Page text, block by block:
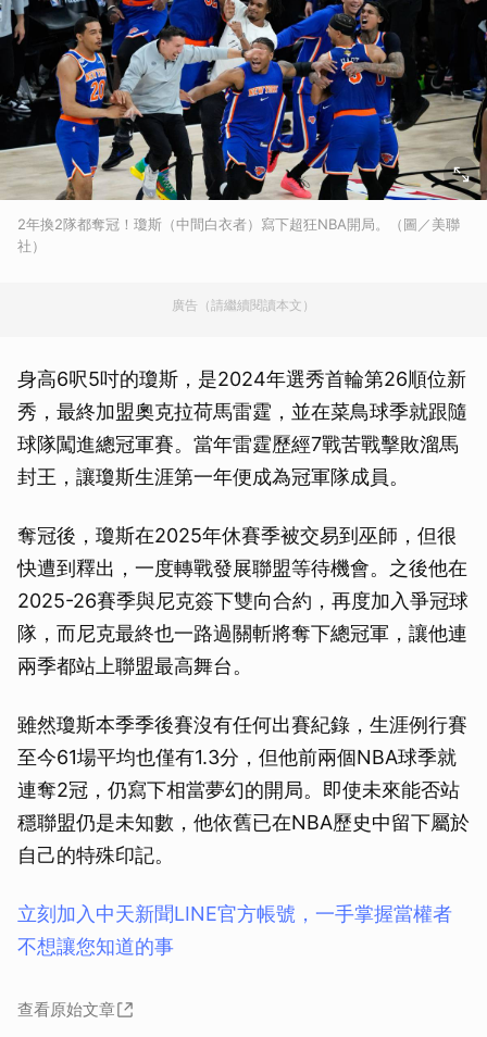
2年換2隊都奪冠！瓊斯（中間白衣者）寫下超狂NBA開局。（圖／美聯
社）
廣告（請繼續閱讀本文）
身高6呎5吋的瓊斯，是2024年選秀首輪第26順位新
秀，最終加盟奧克拉荷馬雷霆，並在菜鳥球季就跟隨
球隊闖進總冠軍賽。當年雷霆歷經7戰苦戰擊敗溜馬
封王，讓瓊斯生涯第一年便成為冠軍隊成員。
奪冠後，瓊斯在2025年休賽季被交易到巫師，但很
快遭到釋出，一度轉戰發展聯盟等待機會。之後他在
2025-26賽季與尼克簽下雙向合約，再度加入爭冠球
隊，而尼克最終也一路過關斬將奪下總冠軍，讓他連
兩季都站上聯盟最高舞台。
雖然瓊斯本季季後賽沒有任何出賽紀錄，生涯例行賽
至今61場平均也僅有1.3分，但他前兩個NBA球季就
連奪2冠，仍寫下相當夢幻的開局。即使未來能否站
穩聯盟仍是未知數，他依舊已在NBA歷史中留下屬於
自己的特殊印記。
立刻加入中天新聞LINE官方帳號，一手掌握當權者
不想讓您知道的事
查看原始文章